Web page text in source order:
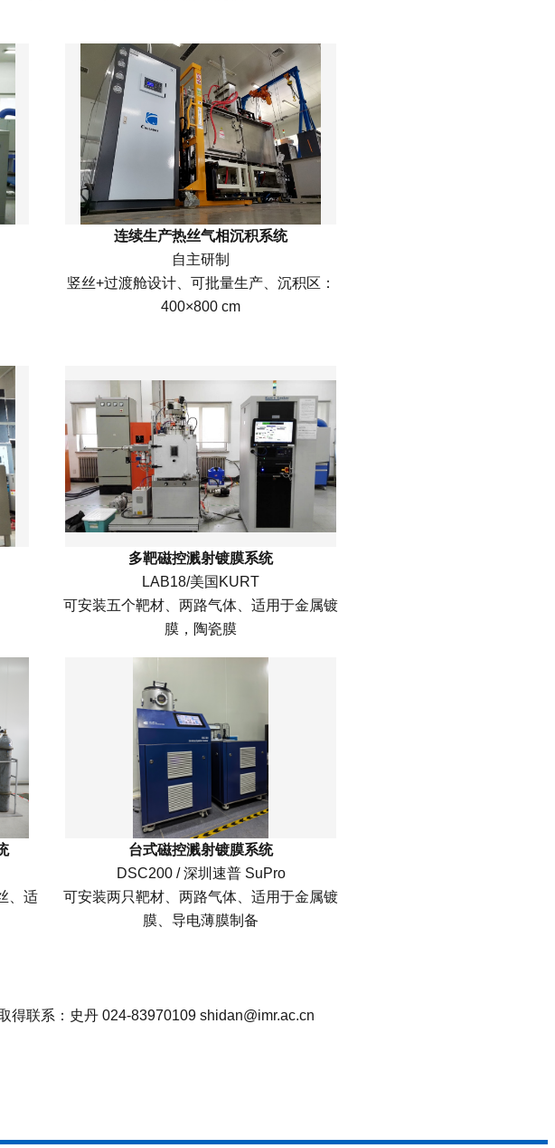
连续生产热丝气相沉积系统
自主研制
竖丝+过渡舱设计、可批量生产、沉积区：
400×800 cm
多靶磁控溅射镀膜系统
LAB18/美国KURT
可安装五个靶材、两路气体、适用于金属镀
膜，陶瓷膜
、适
台式磁控溅射镀膜系统
DSC200 / 深圳速普 SuPro
可安装两只靶材、两路气体、适用于金属镀
膜、导电薄膜制备
得联系：史丹 024-83970109 shidan@imr.ac.cn